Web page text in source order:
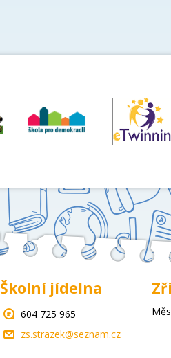
Školní jídelna
604 725 965
zs.strazek@seznam.cz